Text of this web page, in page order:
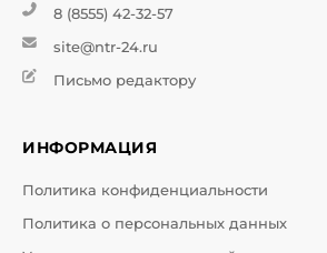
8 (8555) 42-32-57
site@ntr-24.ru
Письмо редактору
ИНФОРМАЦИЯ
Политика конфиденциальности
Политика о персональных данных